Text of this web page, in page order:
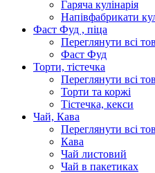
Гаряча кулінарія
Напівфабрикати
Фаст Фуд , піца
Переглянути всі
Фаст Фуд
Торти, тістечка
Переглянути всі
Торти та коржі
Тістечка, кекси
Чай, Кава
Переглянути всі
Кава
Чай листовий
Чай в пакетиках